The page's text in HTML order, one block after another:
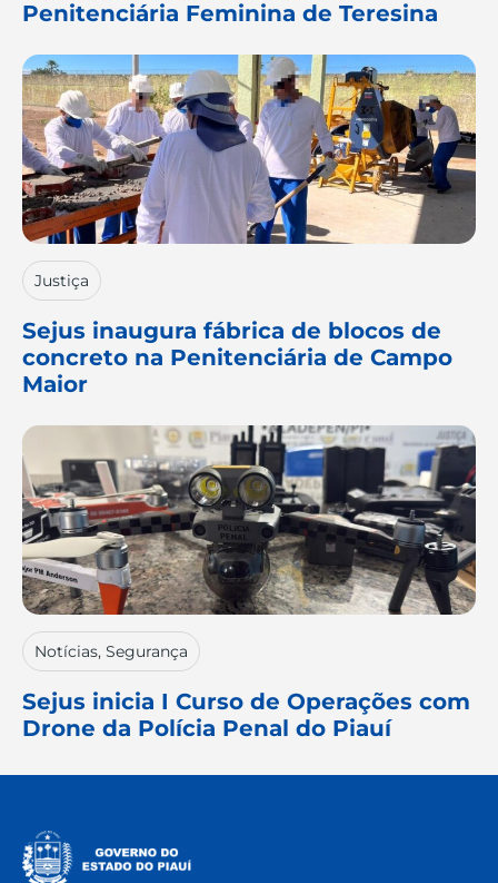
Penitenciária Feminina de Teresina
Justiça
Sejus inaugura fábrica de blocos de
concreto na Penitenciária de Campo
Maior
Notícias, Segurança
Sejus inicia I Curso de Operações com
Drone da Polícia Penal do Piauí